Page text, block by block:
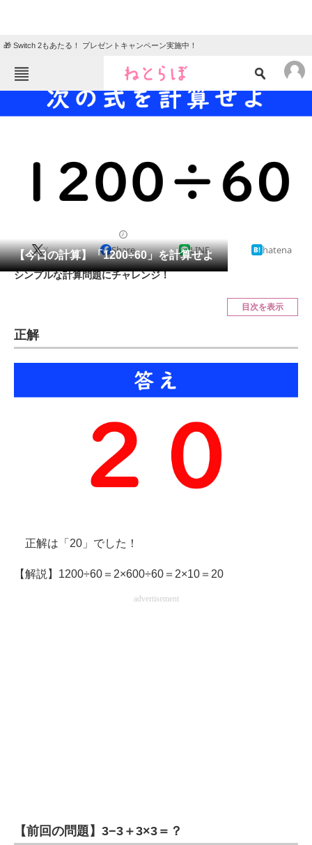
🎁 Switch 2もあたる！ プレゼントキャンペーン実施中！
ねとらぼメニュー
TOP ニュース
地域
教育・育児
会員記事
ITの今と未来を見通す
スマホと通信の最新トレンド
好きが集まる 比べて選べる
ビジネスと働き方のヒント
経営リーダーのコミュニティ
マーケ×ITの今がよく分かる
エネルギーの専門メディア
【今日の計算】「1200÷60」を計算せよ
X Share LINE hatena
シンプルな計算問題にチャレンジ！
目次を表示
正解
正解は「20」でした！
【解説】1200÷60＝2×600÷60＝2×10＝20
advertisement
【前回の問題】3−3＋3×3＝？